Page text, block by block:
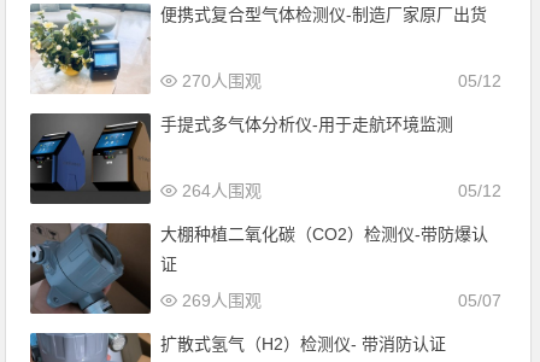
便携式复合型气体检测仪-制造厂家原厂出货
05/12
270人围观
手提式多气体分析仪-用于走航环境监测
05/12
264人围观
大棚种植二氧化碳（CO2）检测仪-带防爆认
证
05/07
269人围观
扩散式氢气（H2）检测仪- 带消防认证